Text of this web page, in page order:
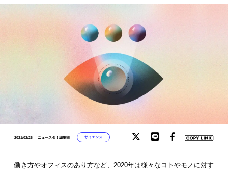
2021/02/26 ニュースタ！編集部 サイエンス
働き方やオフィスのあり方など、2020年は様々なコトやモノに対す